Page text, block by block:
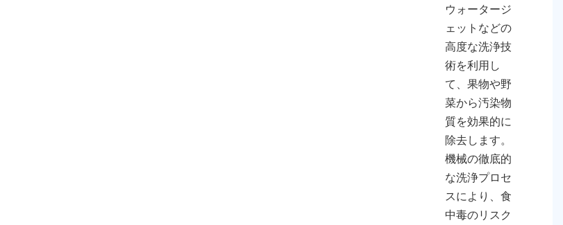
ウォータージ
ェットなどの
高度な洗浄技
術を利用し
て、果物や野
菜から汚染物
質を効果的に
除去します。
機械の徹底的
な洗浄プロセ
スにより、食
中毒のリスク